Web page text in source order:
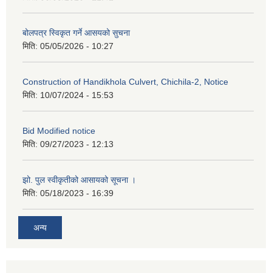
बोलपत्र स्विकृत गर्ने आसयको सुचना
मिति: 05/05/2026 - 10:27
Construction of Handikhola Culvert, Chichila-2, Notice
मिति: 10/07/2024 - 15:53
Bid Modified notice
मिति: 09/27/2023 - 12:13
झो. पुल स्वीकृतीको आसायको सूचना ।
मिति: 05/18/2023 - 16:39
अन्य